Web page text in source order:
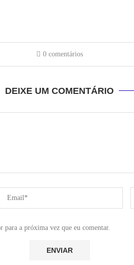
0 comentários
DEIXE UM COMENTÁRIO
para a próxima vez que eu comentar.